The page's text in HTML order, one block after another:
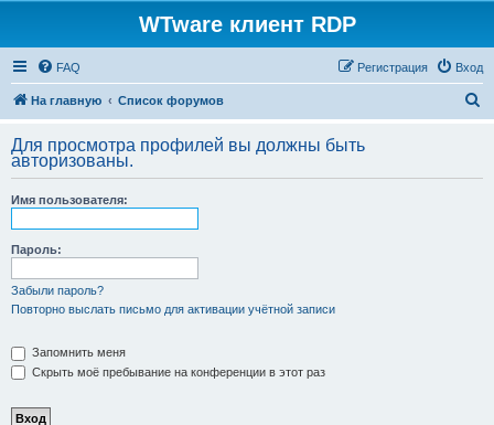
WTware клиент RDP
FAQ Вход
Регистрация
На главную Список форумов
с
Для просмотра профилей вы должны быть
авторизованы.
Имя пользователя:
Пароль:
Забыли пароль?
Повторно выслать письмо для активации учётной записи
Запомнить меня
Скрыть моё пребывание на конференции в этот раз